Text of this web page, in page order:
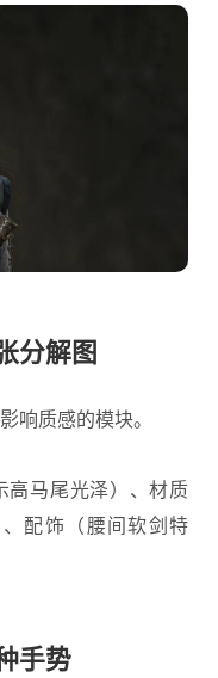
分解图
响质感的模块。
高马尾光泽）、材质
配饰（腰间软剑特
手势